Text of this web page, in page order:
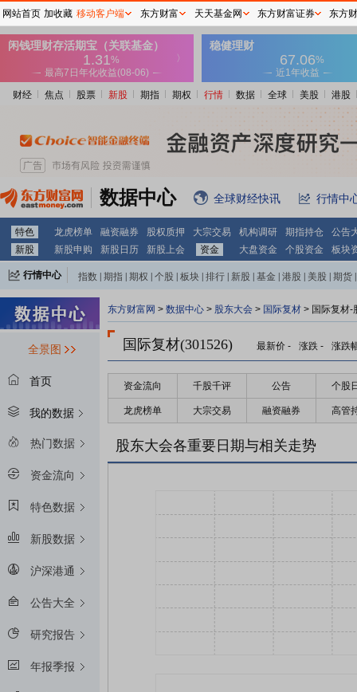
财经 焦点 股票 新股 期指 期权 行情 数据 全球 美股 港股
数据中心 全球财经快讯 行情中
特色 龙虎榜单 融资融券 股权质押 大宗交易 机构调研 期指持仓
公告
新股
新股申购 新股日历 新股上会 资金 大盘资金 个股资金 板块
行情中心 指数 期指 期权 个股 板块 排行 新股 基金 港股 美股 期货
全景图
首页
我的数据
热门数据
资金流向
特色数据
新股数据
沪深港通
公告大全
研究报告
年报季报
东方财富网 > 数据中心 > 股东大会 > 国际复材 > 国际复材-
国际复材(301526) 最新价 - 涨跌 - 涨跌
资金流向 千股千评 公告 个股
龙虎榜单 大宗交易 融资融券 高管
股东大会各重要日期与相关走势
网站首页 加收藏 移动客户端 东方财富 天天基金网 东方财富证券 东方